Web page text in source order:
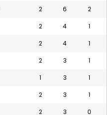
2 6 2
2 4 1
2 4 1
2 3 1
1 3 1
2 3 1
2 3 0